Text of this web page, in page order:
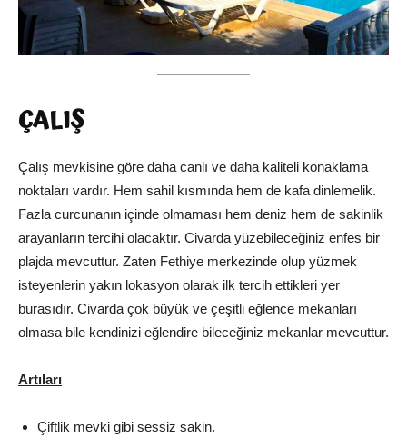
ÇALIŞ
Çalış mevkisine göre daha canlı ve daha kaliteli konaklama
noktaları vardır. Hem sahil kısmında hem de kafa dinlemelik.
Fazla curcunanın içinde olmaması hem deniz hem de sakinlik
arayanların tercihi olacaktır. Civarda yüzebileceğiniz enfes bir
plajda mevcuttur. Zaten Fethiye merkezinde olup yüzmek
isteyenlerin yakın lokasyon olarak ilk tercih ettikleri yer
burasıdır. Civarda çok büyük ve çeşitli eğlence mekanları
olmasa bile kendinizi eğlendire bileceğiniz mekanlar mevcuttur.
Artıları
Çiftlik mevki gibi sessiz sakin.